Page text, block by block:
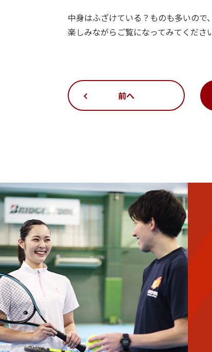
中身はふざけている？ものも多いので、
楽しみながらご覧になってみてくださ
前へ